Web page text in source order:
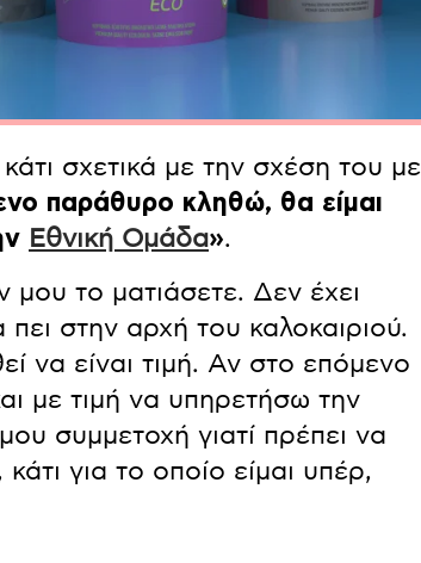
σχετικά με την σχέση του με
παράθυρο κληθώ, θα είμαι
Εθνική Ομάδα».
μου το ματιάσετε. Δεν έχει
στην αρχή του καλοκαιριού.
να είναι τιμή. Αν στο επόμενο
με τιμή να υπηρετήσω την
συμμετοχή γιατί πρέπει να
για το οποίο είμαι υπέρ,